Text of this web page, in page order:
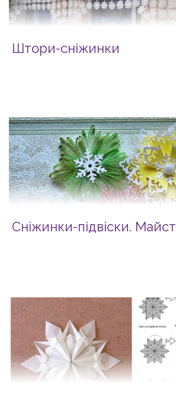
Штори-сніжинки
Сніжинки-підвіски.